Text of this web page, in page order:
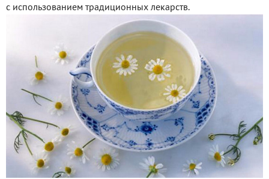
с использованием традиционных лекарств.